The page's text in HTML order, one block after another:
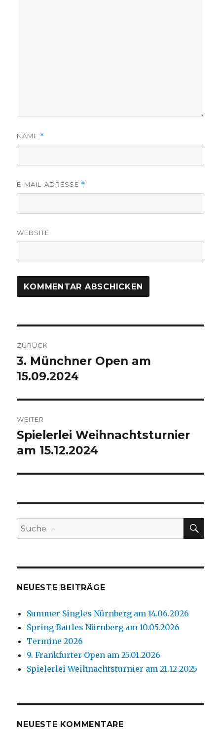
NAME *
E-MAIL-ADRESSE *
WEBSITE
ZURÜCK
Vorheriger
Beitrag:
3. Münchner Open am
15.09.2024
WEITER
Nächster
Beitrag:
Spielerlei Weihnachtsturnier
am 15.12.2024
Suche
nach:
NEUESTE BEITRÄGE
Summer Singles Nürnberg am 14.06.2026
Spring Battles Nürnberg am 10.05.2026
Termine 2026
9. Frankfurter Open am 25.01.2026
Spielerlei Weihnachtsturnier am 21.12.2025
NEUESTE KOMMENTARE